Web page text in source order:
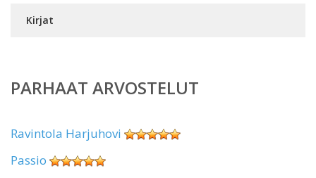
Kirjat
PARHAAT ARVOSTELUT
Ravintola Harjuhovi
Passio